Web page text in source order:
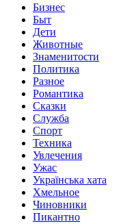
Бизнес
Быт
Дети
Животные
Знаменитости
Политика
Разное
Романтика
Сказки
Служба
Спорт
Техника
Увлечения
Ужас
Українська хата
Хмельное
Чиновники
Пикантно